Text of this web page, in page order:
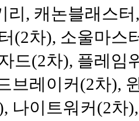
리, 캐논블래스
(2차), 소울마스
드(2차), 플레임
브레이커(2차),
나이트워커(2차